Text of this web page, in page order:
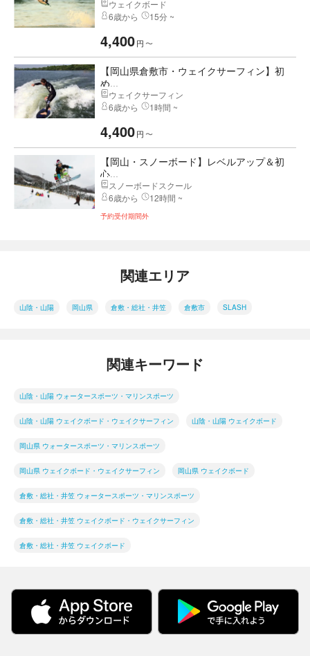
ウェイクボード
6歳から
15分 ~
4,400円 〜
【岡山県倉敷市・ウェイクサーフィン】初
め...
ウェイクサーフィン
6歳から
1時間 ~
4,400円 〜
【岡山・スノーボード】レベルアップ＆初
心...
スノーボードスクール
6歳から
12時間 ~
予約受付期間外
関連エリア
山陰・山陽 岡山県 倉敷・総社・井笠 倉敷市 SLASH
関連キーワード
山陰・山陽 ウォータースポーツ・マリンスポーツ
山陰・山陽 ウェイクボード・ウェイクサーフィン 山陰・山陽 ウェイクボード
岡山県 ウォータースポーツ・マリンスポーツ
岡山県 ウェイクボード・ウェイクサーフィン 岡山県 ウェイクボード
倉敷・総社・井笠 ウォータースポーツ・マリンスポーツ
倉敷・総社・井笠 ウェイクボード・ウェイクサーフィン
倉敷・総社・井笠 ウェイクボード